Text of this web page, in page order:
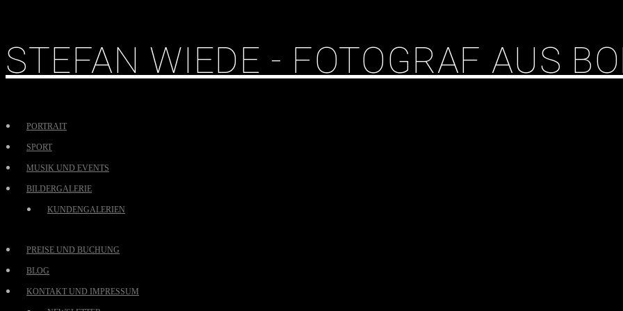
STEFAN WIEDE - FOTOGRAF AUS
PORTRAIT
SPORT
MUSIK UND EVENTS
BILDERGALERIE
KUNDENGALERIEN
PREISE UND BUCHUNG
BLOG
KONTAKT UND IMPRESSUM